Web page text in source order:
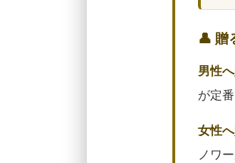
👤 贈
男性
が定
女性
ノワ